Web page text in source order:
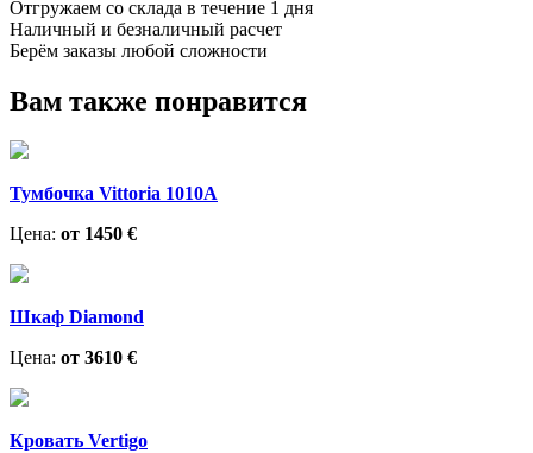
Отгружаем со склада в течение 1 дня
Наличный и безналичный расчет
Берём заказы любой сложности
Вам также понравится
Тумбочка Vittoria 1010A
Цена: от 1450 €
Шкаф Diamond
Цена: от 3610 €
Кровать Vertigo